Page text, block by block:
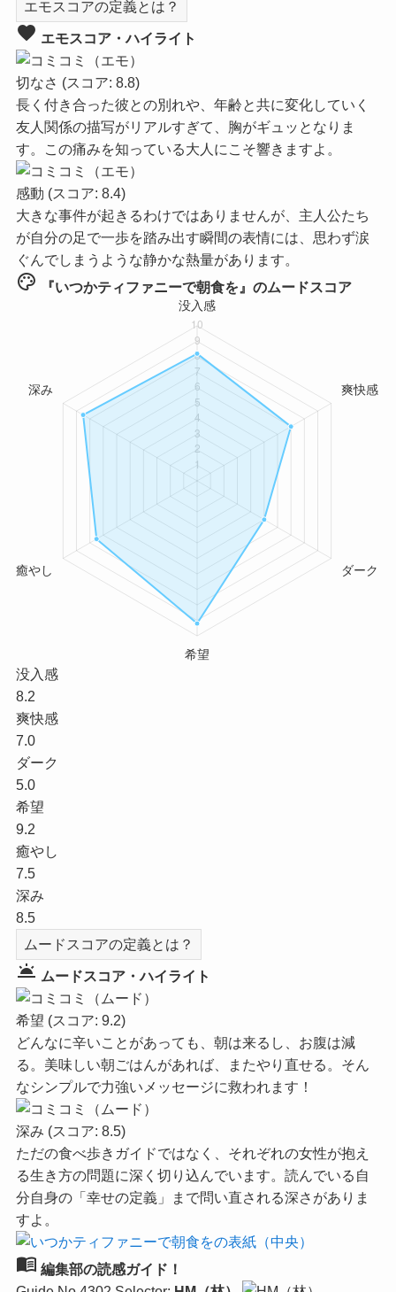
エモスコアの定義とは？
favorite エモスコア・ハイライト
切なさ (スコア: 8.8)
長く付き合った彼との別れや、年齢と共に変化していく
友人関係の描写がリアルすぎて、胸がギュッとなりま
す。この痛みを知っている大人にこそ響きますよ。
感動 (スコア: 8.4)
大きな事件が起きるわけではありませんが、主人公たち
が自分の足で一歩を踏み出す瞬間の表情には、思わず涙
ぐんでしまうような静かな熱量があります。
palette 『いつかティファニーで朝食を』のムードスコア
没入感
8.2
爽快感
7.0
ダーク
5.0
希望
9.2
癒やし
7.5
深み
8.5
ムードスコアの定義とは？
wb_twilight ムードスコア・ハイライト
希望 (スコア: 9.2)
どんなに辛いことがあっても、朝は来るし、お腹は減
る。美味しい朝ごはんがあれば、またやり直せる。そん
なシンプルで力強いメッセージに救われます！
深み (スコア: 8.5)
ただの食べ歩きガイドではなく、それぞれの女性が抱え
る生き方の問題に深く切り込んでいます。読んでいる自
分自身の「幸せの定義」まで問い直される深さがありま
すよ。
menu_book 編集部の読感ガイド！